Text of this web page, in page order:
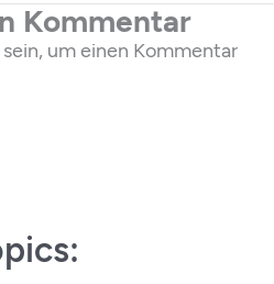
Kommentar
sein, um einen Kommentar